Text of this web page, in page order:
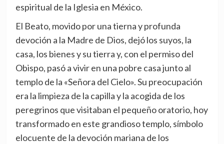
espiritual de la Iglesia en México.
El Beato, movido por una tierna y profunda
devoción a la Madre de Dios, dejó los suyos, la
casa, los bienes y su tierra y, con el permiso del
Obispo, pasó a vivir en una pobre casa junto al
templo de la «Señora del Cielo». Su preocupación
era la limpieza de la capilla y la acogida de los
peregrinos que visitaban el pequeño oratorio, hoy
transformado en este grandioso templo, símbolo
elocuente de la devoción mariana de los